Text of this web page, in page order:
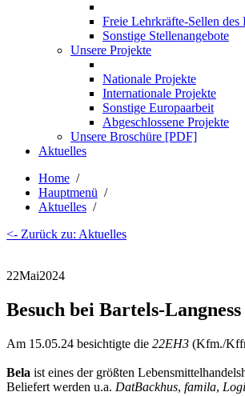
Freie Lehrkräfte-Sellen
Sonstige Stellenangebote
Unsere Projekte
Nationale Projekte
Internationale Projekte
Sonstige Europaarbeit
Abgeschlossene Projekte
Unsere Broschüre [PDF]
Aktuelles
Home /
Hauptmenü /
Aktuelles /
<- Zurück zu: Aktuelles
22Mai2024
Besuch bei Bartels-
Am 15.05.24 besichtigte die 22EH3 (Kfm./
Bela ist eines der größten
Beliefert werden u.a. DatBackhus, famila,